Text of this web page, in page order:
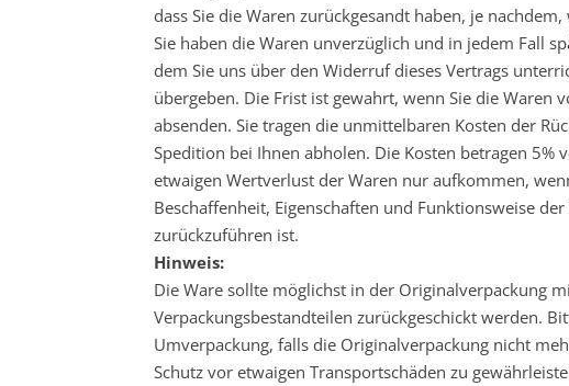
dass Sie die Waren zurückgesandt haben, je
Sie haben die Waren unverzüglich und in jedem Fall
dem Sie uns über den Widerruf dieses Vertrags
übergeben. Die Frist ist gewahrt, wenn Sie die Waren
absenden. Sie tragen die unmittelbaren Kosten der
Spedition bei Ihnen abholen. Die Kosten betragen 5%
etwaigen Wertverlust der Waren nur aufkommen,
Beschaffenheit, Eigenschaften und Funktionsweise
zurückzuführen ist.
Hinweis:
Die Ware sollte möglichst in der Originalverpackung
Verpackungsbestandteilen zurückgeschickt werden.
Umverpackung, falls die Originalverpackung nicht
Schutz vor etwaigen Transportschäden zu